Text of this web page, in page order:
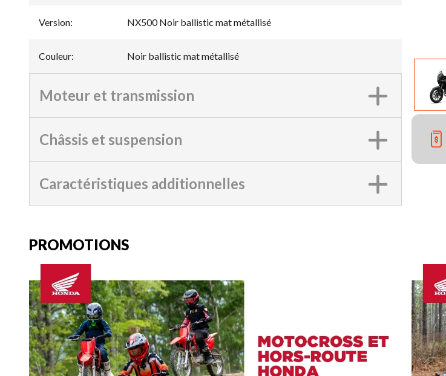
Version: NX500 Noir ballistic mat métallisé
Couleur: Noir ballistic mat métallisé
Moteur et transmission
Châssis et suspension
Caractéristiques additionnelles
PROMOTIONS